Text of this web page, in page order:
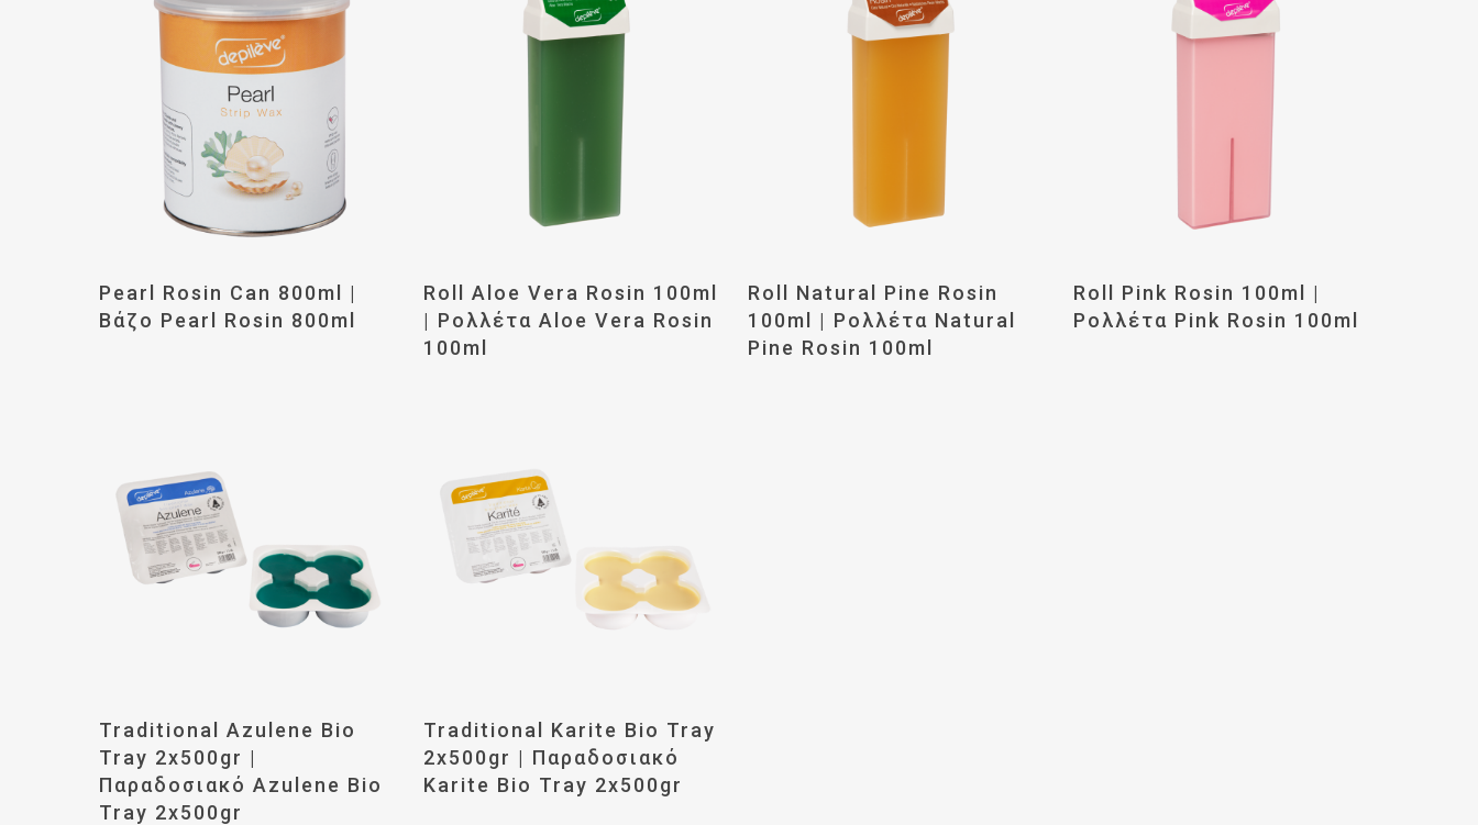
Διαβάστε Περισσότερα
Pearl Rosin Can 800ml |
Βάζο Pearl Rosin 800ml
Διαβάστε Περισσότερα
Roll Aloe Vera Rosin 100ml
| Ρολλέτα Aloe Vera Rosin
100ml
Διαβάστε Περισσότερα
Roll Natural Pine Rosin
100ml | Ρολλέτα Natural
Pine Rosin 100ml
Διαβάστε Περισσότερα
Roll Pink Rosin 100ml |
Ρολλέτα Pink Rosin 100ml
Διαβάστε Περισσότερα
Traditional Azulene Bio
Tray 2x500gr |
Παραδοσιακό Azulene Bio
Tray 2x500gr
Διαβάστε Περισσότερα
Traditional Karite Bio Tray
2x500gr | Παραδοσιακό
Karite Bio Tray 2x500gr